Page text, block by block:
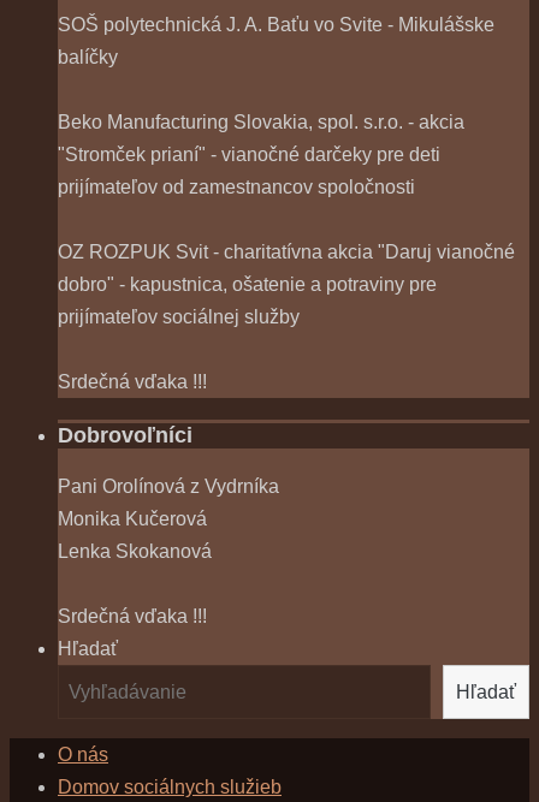
SOŠ polytechnická J. A. Baťu vo Svite - Mikulášske
balíčky
Beko Manufacturing Slovakia, spol. s.r.o. - akcia
"Stromček prianí" - vianočné darčeky pre deti
prijímateľov od zamestnancov spoločnosti
OZ ROZPUK Svit - charitatívna akcia "Daruj vianočné
dobro" - kapustnica, ošatenie a potraviny pre
prijímateľov sociálnej služby
Srdečná vďaka !!!
Dobrovoľníci
Pani Orolínová z Vydrníka
Monika Kučerová
Lenka Skokanová
Srdečná vďaka !!!
Hľadať
Hľadať
O nás
Domov sociálnych služieb